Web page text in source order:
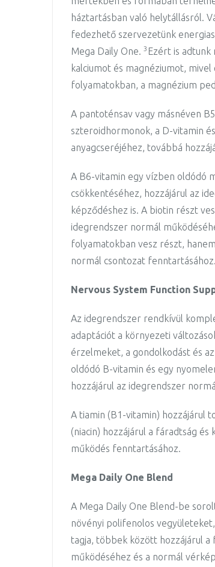
háztartásban való helytállásról.
fedezhető szervezetünk
Mega Daily One. 3 Ezért is
kalciumot és magnéziumot,
folyamatokban, a magnézium
A pantoténsav vagy másnéven
szteroidhormonok, a D-vitamin
anyagcseréjéhez, továbbá
A B6-vitamin egy vízben oldódó
csökkentéséhez, hozzájárul az
képződéshez is. A biotin részt
idegrendszer normál
folyamatokban vesz részt,
normál csontozat fenntartásához.
Nervous System Function
Az idegrendszer rendkívül
adaptációt a környezeti
érzelmeket, a gondolkodást és
oldódó B-vitamin és egy
hozzájárul az idegrendszer
A tiamin (B1-vitamin) hozzájárul
(niacin) hozzájárul a fáradtság
működés fenntartásához.
Mega Daily One Blend
A Mega Daily One Blend-be
növényi polifenolos
tagja, többek között hozzájárul
működéséhez és a normál